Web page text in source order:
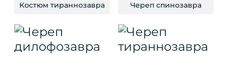
Костюм тираннозавра Череп спинозавра